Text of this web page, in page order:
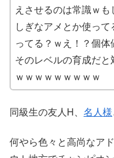
えさせるのは常識ｗ
しぎなアメとか使っ
ってる？ｗえ！？個
そのレベルの育成だ
ｗｗｗｗｗｗｗｗｗ
同級生の友人H、 名人様
何やら色々と高尚なア